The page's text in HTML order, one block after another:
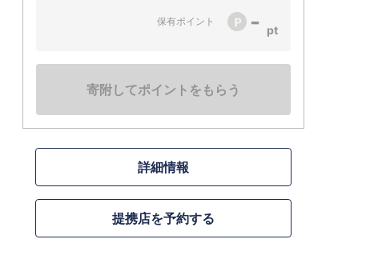
保有ポイント -
寄附してポイントをもらう
詳細情報
提携店を予約する